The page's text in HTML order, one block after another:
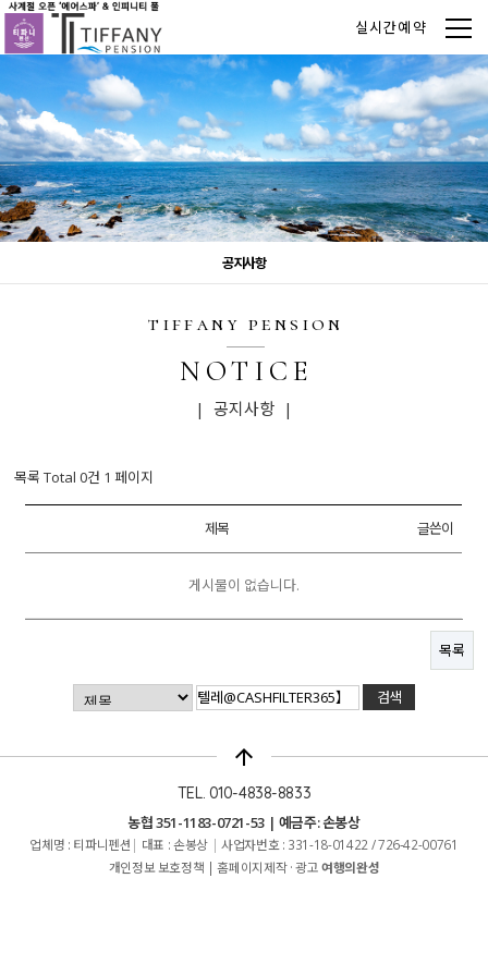
실시간예약
공지사항
tiffany pension
NOTICE
| 공지사항 |
목록 Total 0건 1 페이지
제목 글쓴이
게시물이 없습니다.
목록
arrow_upward
TEL. 010-4838-8833
농협 351-1183-0721-53 | 예금주: 손봉상
업체명 : 티파니펜션 | 대표 : 손봉상 | 사업자번호 : 331-18-01422 / 726-42-00761
개인정보 보호정책 | 홈페이지제작 · 광고여행의완성